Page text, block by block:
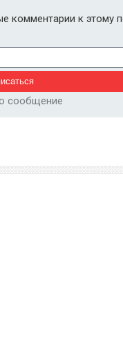
комментарии к этому
сообщение